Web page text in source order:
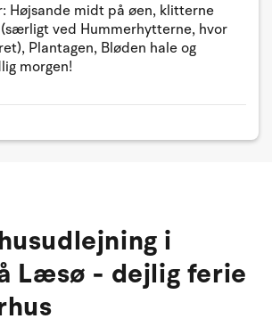
Højsande midt på øen, klitterne
ved Hummerhytterne, hvor
Plantagen, Bløden hale og
morgen!
i
Læsø - dejlig ferie